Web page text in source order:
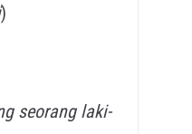
)
seorang laki-